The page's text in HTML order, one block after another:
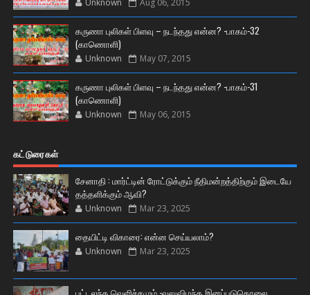
Unknown Aug 06, 2015
கருணா புலிகள் பிளவு – நடந்தது என்ன? -பாகம்-32
(காணொளி)
Unknown May 07, 2015
கருணா புலிகள் பிளவு – நடந்தது என்ன? -பாகம்-31
(காணொளி)
Unknown May 06, 2015
கட்டுரைகள்
சேனாதி : மார்ட்டின் ரோட்டுக்கும் நீதிமன்றத்திற்கும் இடையே
தத்தளிக்கும் ஆவி?
Unknown Mar 23, 2025
தையிட்டி விகாரை: என்ன செய்யலாம்?
Unknown Mar 23, 2025